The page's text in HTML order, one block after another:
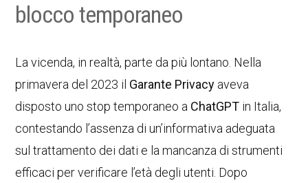
blocco temporaneo
La vicenda, in realtà, parte da più lontano. Nella
primavera del 2023 il Garante Privacy aveva
disposto uno stop temporaneo a ChatGPT in Italia,
contestando l’assenza di un’informativa adeguata
sul trattamento dei dati e la mancanza di strumenti
efficaci per verificare l’età degli utenti. Dopo